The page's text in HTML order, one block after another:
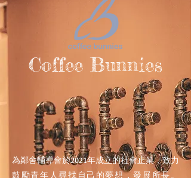
Coffee Bunnies
為鄰舍輔導會於2021年成立的社會止業，致力